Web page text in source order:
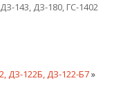
143, ДЗ-180, ГС-1402
ДЗ-122Б, ДЗ-122-Б7»